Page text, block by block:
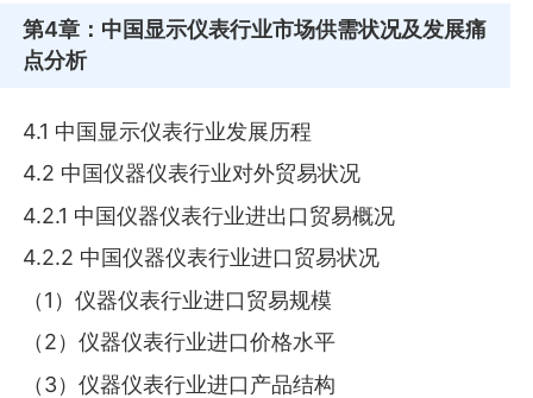
第4章 ：中国显示仪表行业市场供需状况及发展痛
点分析
4.1 中国显示仪表行业发展历程
4.2 中国仪器仪表行业对外贸易状况
4.2.1 中国仪器仪表行业进出口贸易概况
4.2.2 中国仪器仪表行业进口贸易状况
（1）仪器仪表行业进口贸易规模
（2）仪器仪表行业进口价格水平
（3）仪器仪表行业进口产品结构